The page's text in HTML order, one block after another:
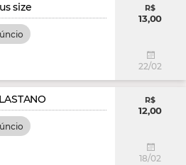
size R$
13,00
22/02
R$
12,00
18/02